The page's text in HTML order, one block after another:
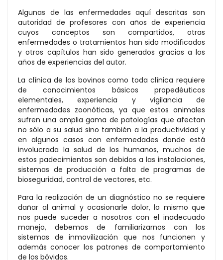
Algunas de las enfermedades aquí descritas son
autoridad de profesores con años de experiencia
cuyos conceptos son compartidos, otras
enfermedades o tratamientos han sido modificados
y otros capítulos han sido generados gracias a los
años de experiencias del autor.
La clínica de los bovinos como toda clínica requiere
de conocimientos básicos propedéuticos
elementales, experiencia y vigilancia de
enfermedades zoonóticas, ya que estos animales
sufren una amplia gama de patologías que afectan
no sólo a su salud sino también a la productividad y
en algunos casos con enfermedades donde está
involucrada la salud de los humanos, muchos de
estos padecimientos son debidos a las instalaciones,
sistemas de producción a falta de programas de
bioseguridad, control de vectores, etc.
Para la realización de un diagnóstico no se requiere
dañar al animal y ocasionarle dolor, lo mismo que
nos puede suceder a nosotros con el inadecuado
manejo, debemos de familiarizarnos con los
sistemas de inmovilización que nos funcionen y
además conocer los patrones de comportamiento
de los bóvidos.